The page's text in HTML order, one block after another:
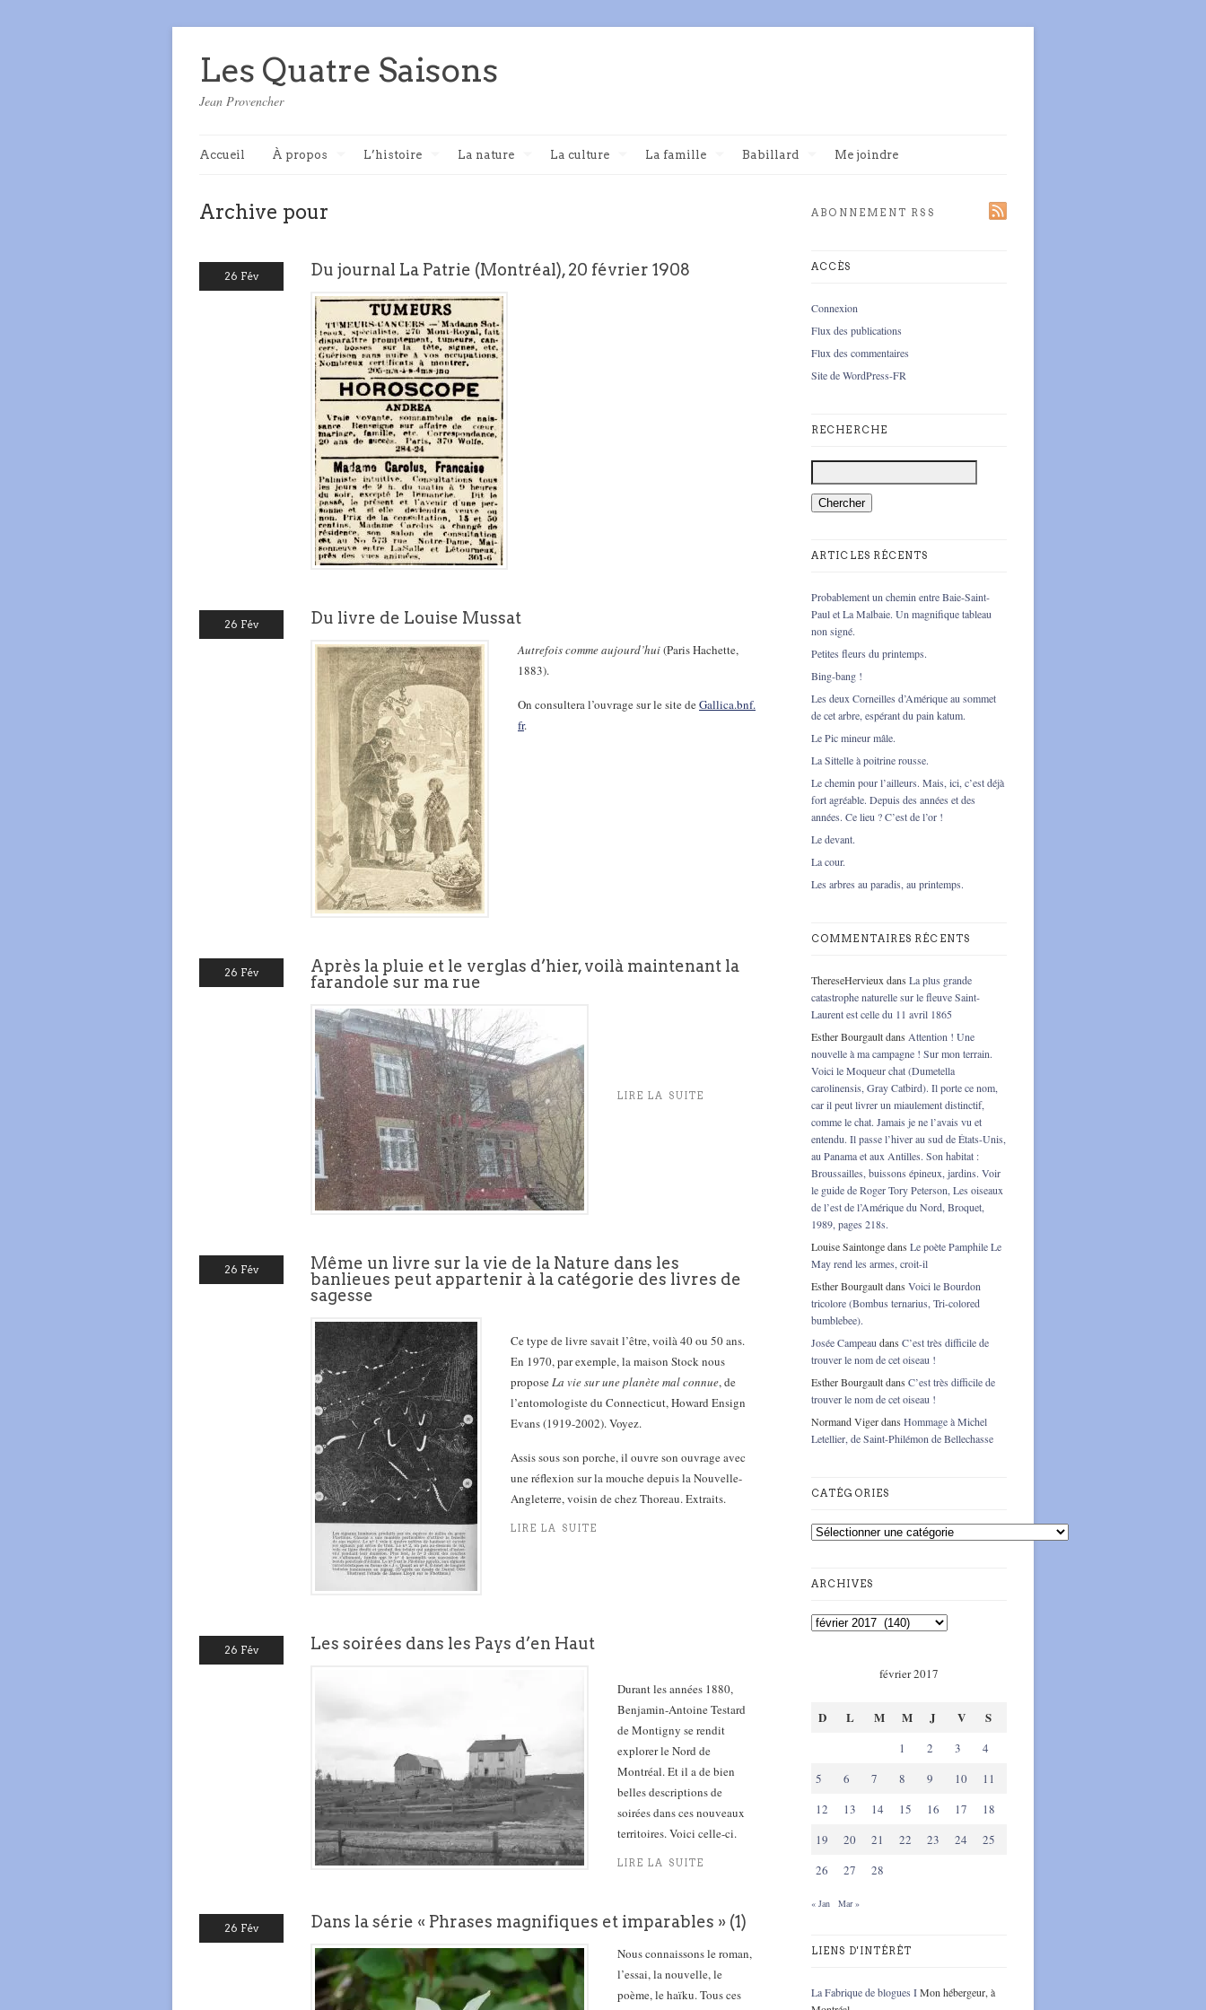
Les Quatre Saisons
Jean Provencher
Accueil À propos L’histoire La nature La culture La famille Babillard Me joindre
Archive pour
26 Fév Du journal La Patrie (Montréal), 20 février 1908
26 Fév Du livre de Louise Mussat
Autrefois comme aujourd’hui(Paris Hachette,
1883).
On consultera l’ouvrage sur le site deGallica.bnf.
fr.
26 Fév
Après la pluie et le verglas d’hier, voilà maintenant la
farandole sur ma rue
LIRE LA SUITE
26 Fév
Même un livre sur la vie de la Nature dans les
banlieues peut appartenir à la catégorie des livres de
sagesse
Ce type de livre savait l’être, voilà 40 ou 50 ans.
En 1970, par exemple, la maison Stock nous
proposeLa vie sur une planète mal connue, de
l’entomologiste du Connecticut, Howard Ensign
Evans (1919-2002). Voyez.
Assis sous son porche, il ouvre son ouvrage avec
une réflexion sur la mouche depuis la Nouvelle-
Angleterre, voisin de chez Thoreau. Extraits.
LIRE LA SUITE
26 Fév Les soirées dans les Pays d’en Haut
Durant les années 1880,
Benjamin-Antoine Testard
de Montigny se rendit
explorer le Nord de
Montréal. Et il a de bien
belles descriptions de
soirées dans ces nouveaux
territoires. Voici celle-ci.
LIRE LA SUITE
26 Fév Dans la série « Phrases magnifiques et imparables » (1)
Nous connaissons le roman,
l’essai, la nouvelle, le
poème, le haïku. Tous ces
ABONNEMENT RSS
ACCÈS
Connexion
Flux des publications
Flux des commentaires
Site de WordPress-FR
RECHERCHE
ARTICLES RÉCENTS
Probablement un chemin entre Baie-Saint-
Paul et La Malbaie. Un magnifique tableau
non signé.
Petites fleurs du printemps.
Bing-bang !
Les deux Corneilles d’Amérique au sommet
de cet arbre, espérant du pain katum.
Le Pic mineur mâle.
La Sittelle à poitrine rousse.
Le chemin pour l’ailleurs. Mais, ici, c’est déjà
fort agréable. Depuis des années et des
années. Ce lieu ? C’est de l’or !
Le devant.
La cour.
Les arbres au paradis, au printemps.
COMMENTAIRES RÉCENTS
ThereseHervieux dans La plus grande
catastrophe naturelle sur le fleuve Saint-
Laurent est celle du 11 avril 1865
Esther Bourgaultdans Attention ! Une
nouvelle à ma campagne ! Sur mon terrain.
Voici le Moqueur chat (Dumetella
carolinensis, Gray Catbird). Il porte ce nom,
car il peut livrer un miaulement distinctif,
comme le chat. Jamais je ne l’avais vu et
entendu. Il passe l’hiver au sud de États-Unis,
au Panama et aux Antilles. Son habitat :
Broussailles, buissons épineux, jardins. Voir
le guide de Roger Tory Peterson, Les oiseaux
de l’est de l’Amérique du Nord, Broquet,
1989, pages 218s.
Louise Saintongedans Le poète Pamphile Le
May rend les armes, croit-il
Esther Bourgaultdans Voici le Bourdon
tricolore (Bombus ternarius, Tri-colored
bumblebee).
Josée Campeau dans C’est très difficile de
trouver le nom de cet oiseau !
Esther Bourgaultdans C’est très difficile de
trouver le nom de cet oiseau !
Normand Vigerdans Hommage à Michel
Letellier, de Saint-Philémon de Bellechasse
CATÉGORIES
ARCHIVES
février 2017
D L M M J V S
1 2 3
4
5
6 7 8 9 10
11
12
13 14 15 16 17
18
19
20 21 22 23 24
25
26
27 28
« Jan Mar »
LIENS D'INTÉRÊT
La Fabrique de blogues IMon hébergeur, à